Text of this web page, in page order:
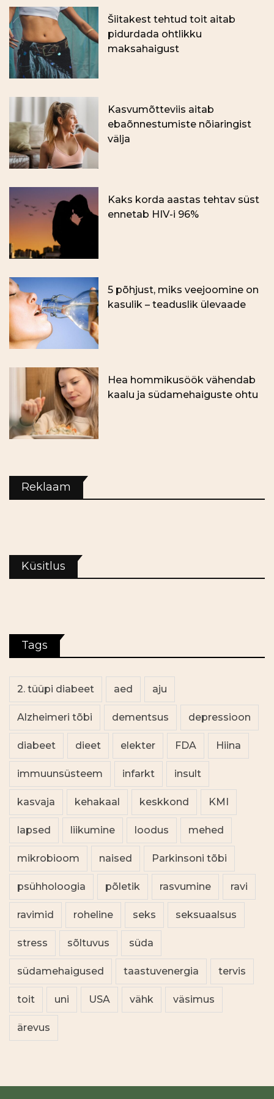
Šiitakest tehtud toit aitab
pidurdada ohtlikku
maksahaigust
Kasvumõtteviis aitab
ebaõnnestumiste nõiaringist
välja
Kaks korda aastas tehtav süst
ennetab HIV-i 96%
5 põhjust, miks veejoomine on
kasulik – teaduslik ülevaade
Hea hommikusöök vähendab
kaalu ja südamehaiguste ohtu
Reklaam
Küsitlus
Tags
2. tüüpi diabeet aed aju
Alzheimeri tõbi dementsus depressioon
diabeet dieet elekter FDA Hiina
immuunsüsteem infarkt insult
kasvaja kehakaal keskkond KMI
lapsed liikumine loodus mehed
mikrobioom naised Parkinsoni tõbi
psühholoogia põletik rasvumine ravi
ravimid roheline seks seksuaalsus
stress sõltuvus süda
südamehaigused taastuvenergia tervis
toit uni USA vähk väsimus
ärevus